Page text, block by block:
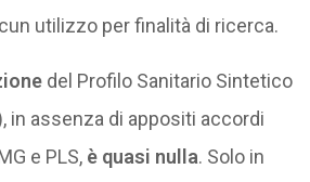
utilizzo per finalità di ricerca.
del Profilo Sanitario Sintetico
in assenza di appositi accordi
e PLS, è quasi nulla. Solo in